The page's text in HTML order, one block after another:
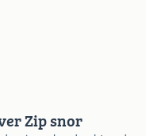
Zip snor